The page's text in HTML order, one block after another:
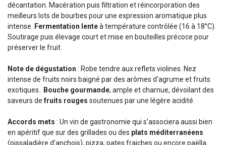
décantation. Macération puis filtration et réincorporation des
meilleurs lots de bourbes pour une expression aromatique plus
intense. Fermentation lenteà température contrôlée (16 à 18°C).
Soutirage puis élevage court et mise en bouteilles précoce pour
préserver le fruit.
Note de dégustation : Robe tendre aux reflets violines. Nez
intense de fruits noirs baigné par des arômes d'agrume et fruits
exotiques.. Bouche gourmande, ample et charnue, dévoilant des
saveurs defruits rouges soutenues par une légère acidité.
Accords mets : Un vin de gastronomie qui s'associera aussi bien
en apéritif que sur des grillades ou des plats méditerranéens
(pissaladière d’anchois), pizza, pates fraiches ou encore paëlla.